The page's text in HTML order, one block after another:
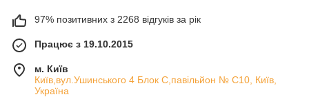
97% позитивних з 2268 відгуків за рік
Працює з 19.10.2015
м. Київ
Київ,вул.Ушинського 4 Блок С,павільйон № С10, Київ,
Україна